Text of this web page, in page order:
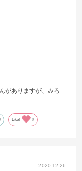
がありますが、みろ
Like! 0
2020.12.26